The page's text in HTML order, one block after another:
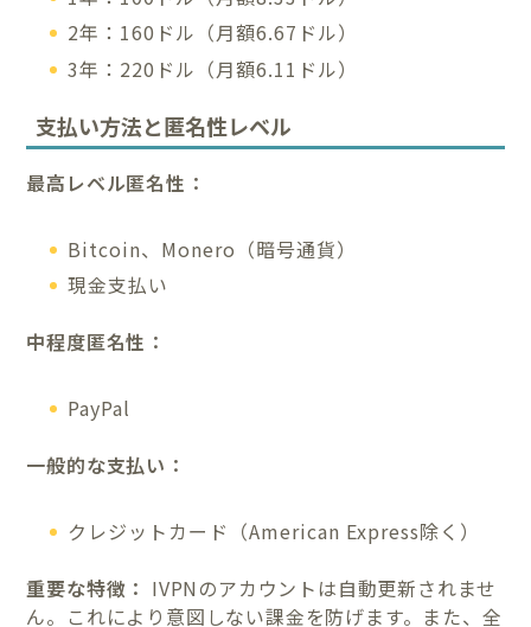
2年：160ドル（月額6.67ドル）
3年：220ドル（月額6.11ドル）
支払い方法と匿名性レベル
最高レベル匿名性：
Bitcoin、Monero（暗号通貨）
現金支払い
中程度匿名性：
PayPal
一般的な支払い：
クレジットカード（American Express除く）
重要な特徴： IVPNのアカウントは自動更新されませ
ん。これにより意図しない課金を防げます。また、全